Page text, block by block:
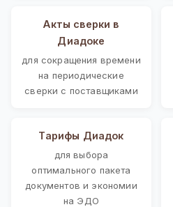
Акты сверки в
Диадоке
для сокращения времени
на периодические
сверки с поставщиками
Тарифы Диадок
для выбора
оптимального пакета
документов и экономии
на ЭДО